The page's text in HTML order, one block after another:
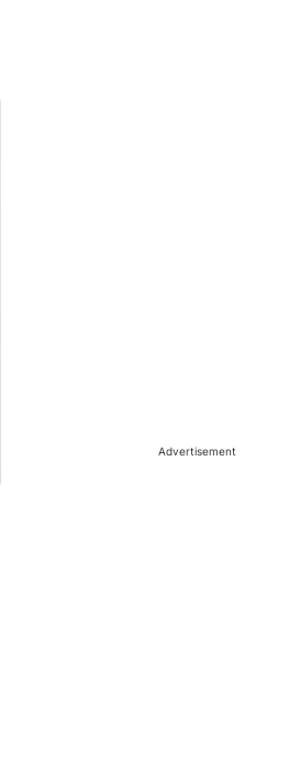
Advertisement